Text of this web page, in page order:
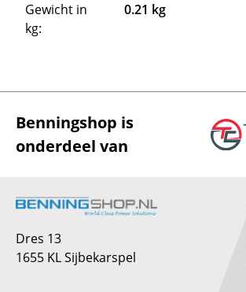
Gewicht in
kg:
0.21 kg
Benningshop is
onderdeel van
Dres 13
1655 KL Sijbekarspel